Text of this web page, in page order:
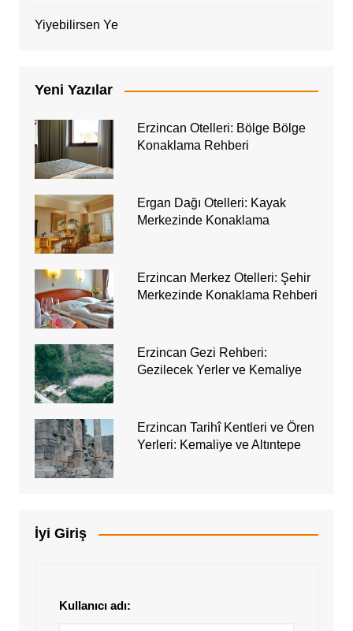
Yiyebilirsen Ye
Yeni Yazılar
Erzincan Otelleri: Bölge Bölge
Konaklama Rehberi
Ergan Dağı Otelleri: Kayak
Merkezinde Konaklama
Erzincan Merkez Otelleri: Şehir
Merkezinde Konaklama Rehberi
Erzincan Gezi Rehberi:
Gezilecek Yerler ve Kemaliye
Erzincan Tarihî Kentleri ve Ören
Yerleri: Kemaliye ve Altıntepe
İyi Giriş
Kullanıcı adı: